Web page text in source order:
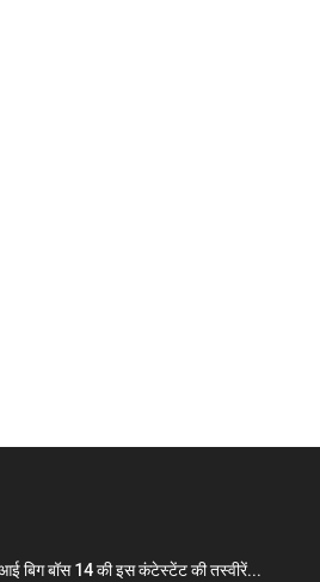
बिग बॉस 14 की इस कंटेस्टेंट की तस्वीरें...